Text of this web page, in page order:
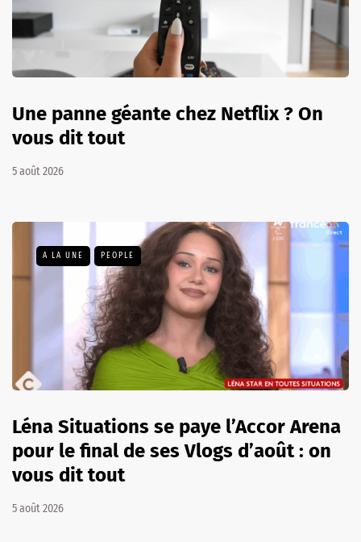
Une panne géante chez Netflix ? On
vous dit tout
5 août 2026
A LA UNE PEOPLE
Léna Situations se paye l’Accor Arena
pour le final de ses Vlogs d’août : on
vous dit tout
5 août 2026